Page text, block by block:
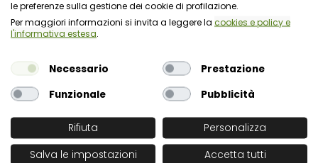
C.F. e numero d'iscrizione: 01722270665
L'Azienda
le preferenze sulla gestione dei cookie di profilazione.
Per maggiori informazioni si invita a leggere la cookies e policy e
l'informativa estesa.
Necessario
Prestazione
Funzionale
Pubblicità
Rifiuta
Personalizza
Salva le impostazioni
Accetta tutti